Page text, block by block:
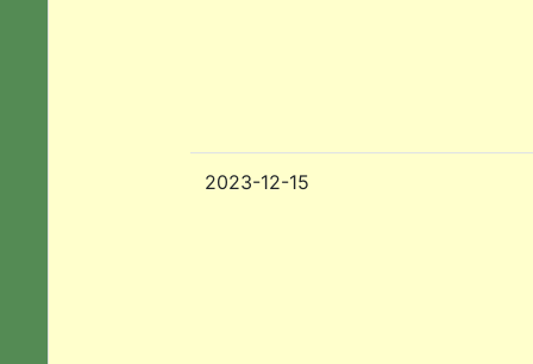
2023-12-15